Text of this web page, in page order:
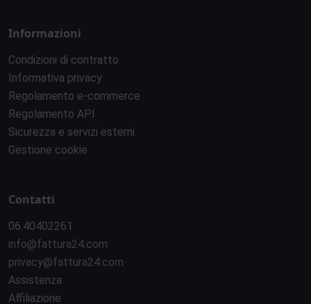
Informazioni
Condizioni di contratto
Informativa privacy
Regolamento e-commerce
Regolamento API
Sicurezza e servizi esterni
Gestione cookie
Contatti
06.40402261
info@fattura24.com
privacy@fattura24.com
Assistenza
Affiliazione